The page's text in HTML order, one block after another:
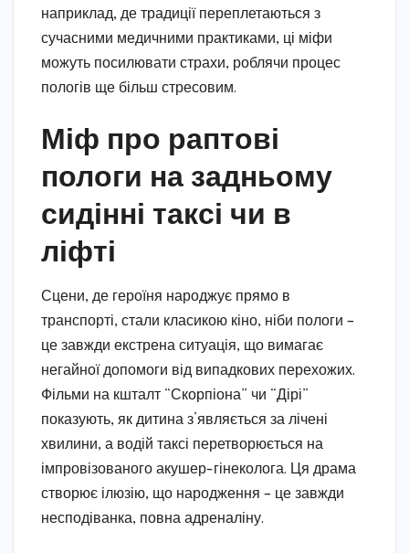
наприклад, де традиції переплетаються з
сучасними медичними практиками, ці міфи
можуть посилювати страхи, роблячи процес
пологів ще більш стресовим.
Міф про раптові
пологи на задньому
сидінні таксі чи в
ліфті
Сцени, де героїня народжує прямо в
транспорті, стали класикою кіно, ніби пологи –
це завжди екстрена ситуація, що вимагає
негайної допомоги від випадкових перехожих.
Фільми на кшталт “Скорпіона” чи “Дірі”
показують, як дитина з’являється за лічені
хвилини, а водій таксі перетворюється на
імпровізованого акушер-гінеколога. Ця драма
створює ілюзію, що народження – це завжди
несподіванка, повна адреналіну.